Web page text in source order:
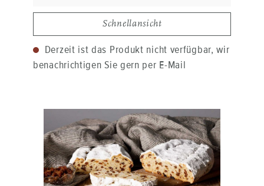
Schnellansicht
Derzeit ist das Produkt nicht verfügbar, wir
benachrichtigen Sie gern per E-Mail